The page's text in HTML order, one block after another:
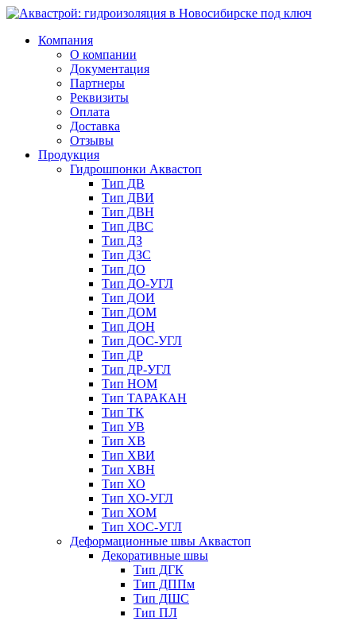
Компания
О компании
Документация
Партнеры
Реквизиты
Оплата
Доставка
Отзывы
Продукция
Гидрошпонки Аквастоп
Тип ДВ
Тип ДВИ
Тип ДВН
Тип ДВС
Тип ДЗ
Тип ДЗС
Тип ДО
Тип ДО-УГЛ
Тип ДОИ
Тип ДОМ
Тип ДОН
Тип ДОС-УГЛ
Тип ДР
Тип ДР-УГЛ
Тип НОМ
Тип ТАРАКАН
Тип ТК
Тип УВ
Тип ХВ
Тип ХВИ
Тип ХВН
Тип ХО
Тип ХО-УГЛ
Тип ХОМ
Тип ХОС-УГЛ
Деформационные швы Аквастоп
Декоративные швы
Тип ДГК
Тип ДППм
Тип ДШС
Тип ПЛ